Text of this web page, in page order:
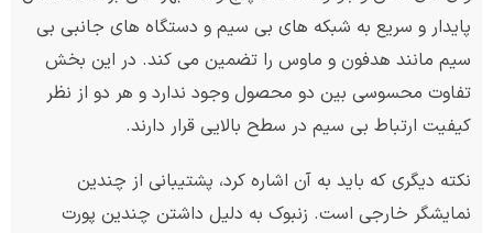
پایدار و سریع به شبکه های بی سیم و دستگاه های جانبی بی
سیم مانند هدفون و ماوس را تضمین می کند. در این بخش
تفاوت محسوسی بین دو محصول وجود ندارد و هر دو از نظر
کیفیت ارتباط بی سیم در سطح بالایی قرار دارند.
نکته دیگری که باید به آن اشاره کرد، پشتیبانی از چندین
نمایشگر خارجی است. زنبوک به دلیل داشتن چندین پورت